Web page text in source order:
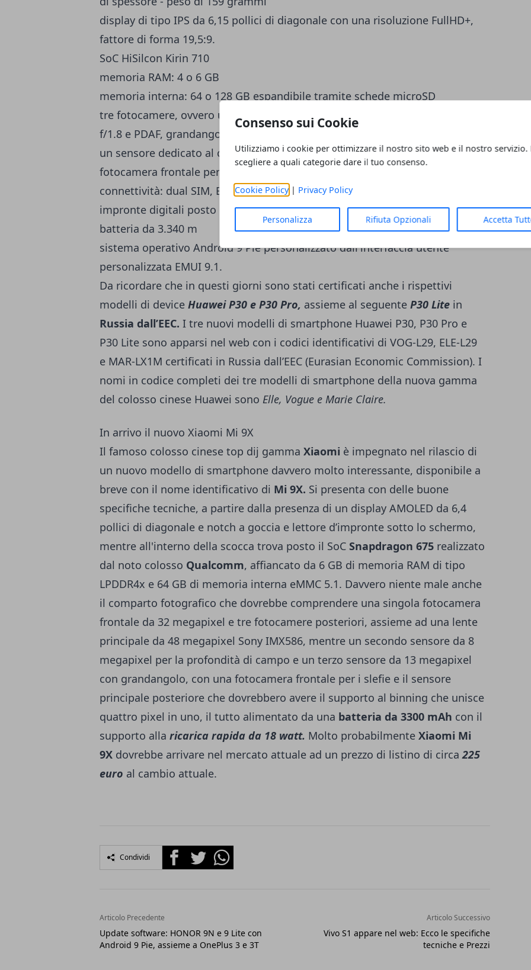
Consenso sui Cookie
Utilizziamo i cookie per ottimizzare il nostro sito web e il nostro servizio.
scegliere a quali categorie dare il tuo consenso.
Cookie Policy| Privacy Policy
Personalizza Rifiuta Opzionali Accetta
display di tipo IPS da 6,15 pollici di diagonale con una risoluzione FullHD+,
fattore di forma 19,5:9.
SoC HiSilcon Kirin 710
memoria RAM: 4 o 6 GB
memoria interna: 64 o 128 GB espandibile tramite schede microSD
tre fotocamere, ovvero un sensore principale da 24 megapixel con apertura
f/1.8 e PDAF, grandangolare da 8 megapixel con angolo di visuale di 120° ed
un sensore dedicato al calcolo della profondità di campo da 2 megapixel
fotocamera frontale per i selfie da 32 megapixel con apertura f/2.0.
connettività: dual SIM, Bluetooth 4.2, NFC, USB di tipo C, sensore per le
impronte digitali posto sul retro
batteria da 3.340 m
sistema operativo Android 9 Pie personalizzato dall'interfaccia utente
personalizzata EMUI 9.1.
Da ricordare che in questi giorni sono stati certificati anche i rispettivi
modelli di device Huawei P30 e P30 Pro, assieme al seguente P30 Lite in
Russia dall’EEC. I tre nuovi modelli di smartphone Huawei P30, P30 Pro e
P30 Lite sono apparsi nel web con i codici identificativi di VOG-L29, ELE-L29
e MAR-LX1M certificati in Russia dall’EEC (Eurasian Economic Commission). I
nomi in codice completi dei tre modelli di smartphone della nuova gamma
del colosso cinese Huawei sono Elle, Vogue e Marie Claire.
In arrivo il nuovo Xiaomi Mi 9X
Il famoso colosso cinese top dij gamma Xiaomi è impegnato nel rilascio di
un nuovo modello di smartphone davvero molto interessante, disponibile a
breve con il nome identificativo di Mi 9X. Si presenta con delle buone
specifiche tecniche, a partire dalla presenza di un display AMOLED da 6,4
pollici di diagonale e notch a goccia e lettore d’impronte sotto lo schermo,
mentre all'interno della scocca trova posto il SoC Snapdragon 675 realizzato
dal noto colosso Qualcomm, affiancato da 6 GB di memoria RAM di tipo
LPDDR4x e 64 GB di memoria interna eMMC 5.1. Davvero niente male anche
il comparto fotografico che dovrebbe comprendere una singola fotocamera
frontale da 32 megapixel e tre fotocamere posteriori, assieme ad una lente
principale da 48 megapixel Sony IMX586, mentre un secondo sensore da 8
megapixel per la profondità di campo e un terzo sensore da 13 megapixel
con grandangolo, con una fotocamera frontale per i slefie e il sensore
principale posteriore che dovrebbero avere il supporto al binning che unisce
quattro pixel in uno, il tutto alimentato da una batteria da 3300 mAh con il
supporto alla ricarica rapida da 18 watt. Molto probabilmente Xiaomi Mi
9X dovrebbe arrivare nel mercato attuale ad un prezzo di listino di circa 225
euro al cambio attuale.
Condividi FacebookTwitterWhatsapp
Articolo Precedente
Update software: HONOR 9N e 9 Lite con
Android 9 Pie, assieme a OnePlus 3 e 3T
Articolo Successivo
Vivo S1 appare nel web: Ecco le specifiche
tecniche e Prezzi